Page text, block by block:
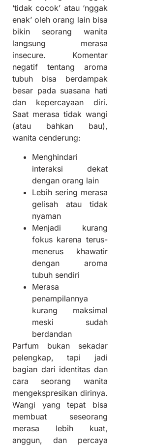
‘tidak cocok’ atau ‘nggak
enak’ oleh orang lain bisa
bikin seorang wanita
langsung merasa
insecure. Komentar
negatif tentang aroma
tubuh bisa berdampak
besar pada suasana hati
dan kepercayaan diri.
Saat merasa tidak wangi
(atau bahkan bau),
wanita cenderung:
Menghindari
interaksi dekat
dengan orang lain
Lebih sering merasa
gelisah atau tidak
nyaman
Menjadi kurang
fokus karena terus-
menerus khawatir
dengan aroma
tubuh sendiri
Merasa
penampilannya
kurang maksimal
meski sudah
berdandan
Parfum bukan sekadar
pelengkap, tapi jadi
bagian dari identitas dan
cara seorang wanita
mengekspresikan dirinya.
Wangi yang tepat bisa
membuat seseorang
merasa lebih kuat,
anggun, dan percaya